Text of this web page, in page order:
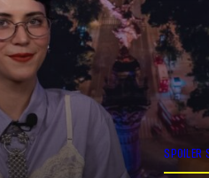
SPOILER